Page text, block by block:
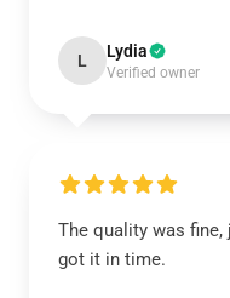
L Lydia
Verified owner
The quality was fine,
got it in time.